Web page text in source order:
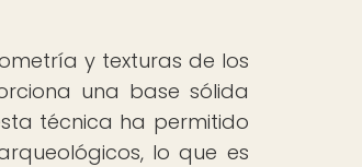
y texturas de los
una base sólida
técnica ha permitido
lo que es